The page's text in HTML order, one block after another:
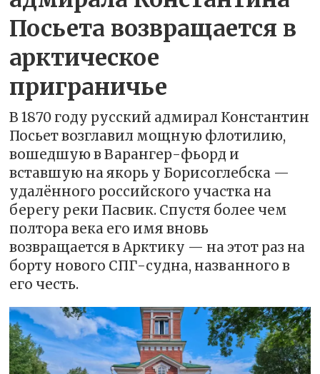
Посьета возвращается в
арктическое
приграничье
В 1870 году русский адмирал Константин
Посьет возглавил мощную флотилию,
вошедшую в Варангер-фьорд и
вставшую на якорь у Борисоглебска —
удалённого российского участка на
берегу реки Пасвик. Спустя более чем
полтора века его имя вновь
возвращается в Арктику — на этот раз на
борту нового СПГ-судна, названного в
его честь.